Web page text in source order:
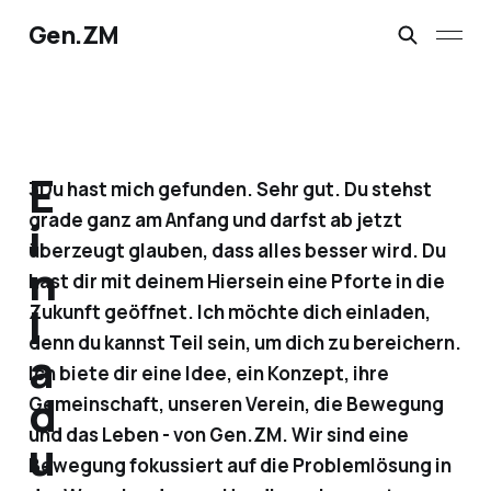
Gen.ZM
3Du hast mich gefunden. Sehr gut. Du stehst
grade ganz am Anfang und darfst ab jetzt
überzeugt glauben, dass alles besser wird. Du
hast dir mit deinem Hiersein eine Pforte in die
Zukunft geöffnet. Ich möchte dich einladen,
denn du kannst Teil sein, um dich zu bereichern.
Ich biete dir eine Idee, ein Konzept, ihre
Gemeinschaft, unseren Verein, die Bewegung
und das Leben - von Gen.ZM. Wir sind eine
Bewegung fokussiert auf die Problemlösung in
E
i
n
l
a
d
u